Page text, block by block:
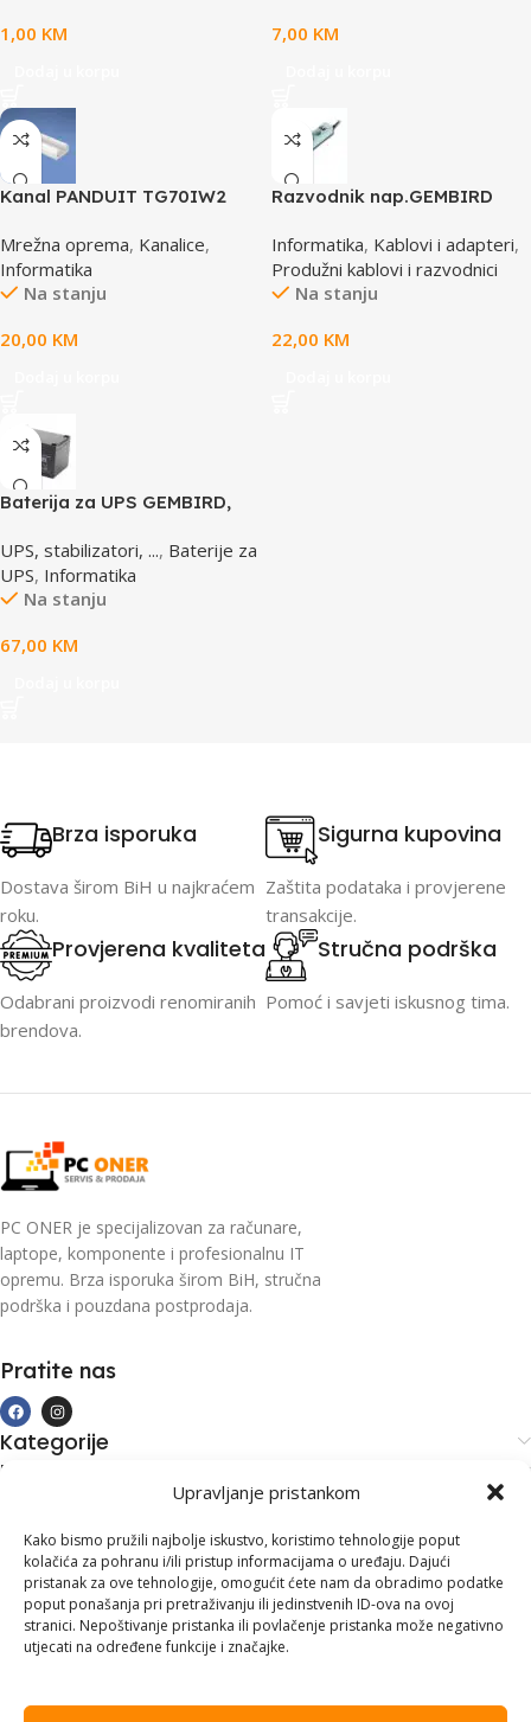
Upravljanje pristankom
Kako bismo pružili najbolje iskustvo, koristimo tehnologije poput
kolačića za pohranu i/ili pristup informacijama o uređaju. Dajući
pristanak za ove tehnologije, omogućit ćete nam da obradimo podatke
poput ponašanja pri pretraživanju ili jedinstvenih ID-ova na ovoj
stranici. Nepoštivanje pristanka ili povlačenje pristanka može negativno
utjecati na određene funkcije i značajke.
1,00 KM
7,00 KM
Kanal PANDUIT TG70IW2
Mrežna oprema, Kanalice,
Informatika
Na stanju
20,00 KM
Razvodnik nap.GEMBIRD
prekidač, 1,8M, osigurač,
prenaponska zaštita
Informatika, Kablovi i adapteri,
Produžni kablovi i razvodnici
Na stanju
22,00 KM
Baterija za UPS GEMBIRD,
UPS, stabilizatori, ..., Baterije za
UPS, Informatika
Na stanju
67,00 KM
Brza isporuka
Dostava širom BiH u najkraćem
roku.
Sigurna kupovina
Zaštita podataka i provjerene
transakcije.
Provjerena kvaliteta
Odabrani proizvodi renomiranih
brendova.
Stručna podrška
Pomoć i savjeti iskusnog tima.
PC ONER je specijalizovan za računare,
laptope, komponente i profesionalnu IT
opremu. Brza isporuka širom BiH, stručna
podrška i pouzdana postprodaja.
Pratite nas
Kategorije
Kupovina i podrška
Kontakt informacije
Branilaca Bosne, 75 300 Lukavac
+387 35 555 999
info@pconer.ba